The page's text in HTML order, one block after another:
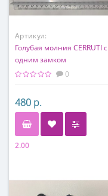
Артикул:
Голубая молния CERRUTI с
одним замком
0
480 р.
2.00